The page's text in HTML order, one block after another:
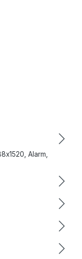
Alarm,